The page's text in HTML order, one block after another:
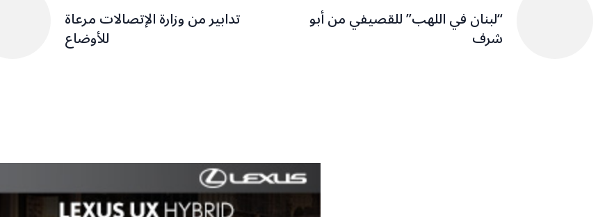
“لبنان في اللهب” للقصيفي من أبو
شرف
تدابير من وزارة الإتصالات مرعاة
للأوضاع